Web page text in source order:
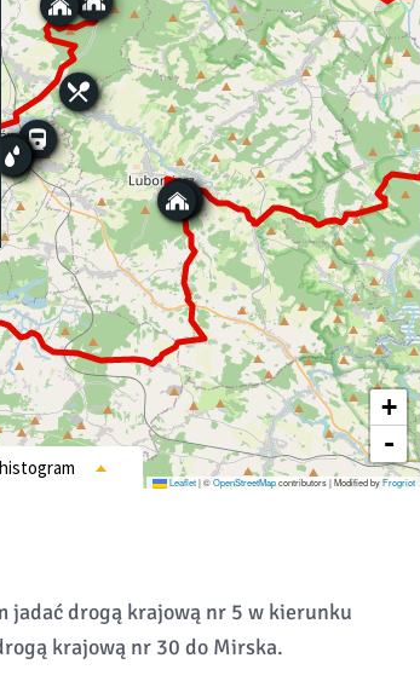
jadać drogą krajową nr 5 w kierunku
krajową nr 30 do Mirska.